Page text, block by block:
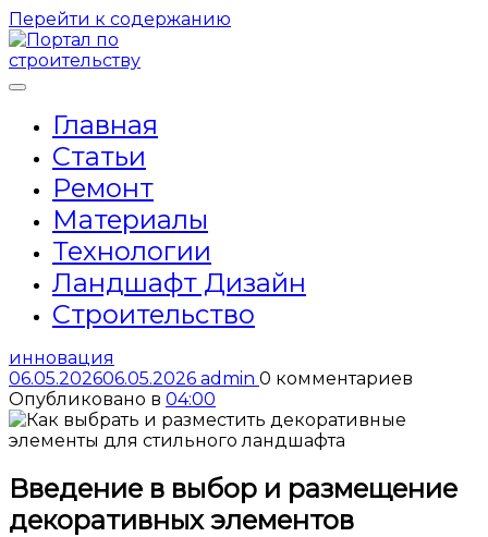
Перейти к содержанию
Главная
Статьи
Ремонт
Материалы
Технологии
Ландшафт Дизайн
Строительство
инновация
06.05.202606.05.2026 admin 0 комментариев
Опубликовано в 04:00
Введение в выбор и размещение
декоративных элементов